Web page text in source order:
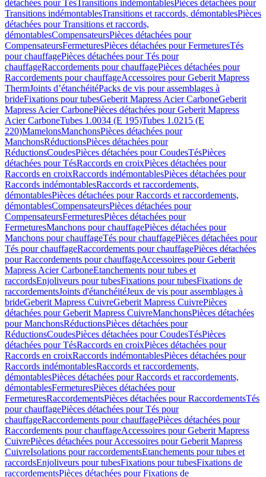
détachées pour TésTransitions indémontablesPièces détachées pour
Transitions indémontablesTransitions et raccords, démontablesPièces
détachées pour Transitions et raccords,
démontablesCompensateursPièces détachées pour
CompensateursFermeturesPièces détachées pour FermeturesTés
pour chauffagePièces détachées pour Tés pour
chauffageRaccordements pour chauffagePièces détachées pour
Raccordements pour chauffageAccessoires pour Geberit Mapress
ThermJoints d’étanchéitéPacks de vis pour assemblages à
brideFixations pour tubesGeberit Mapress Acier CarboneGeberit
Mapress Acier CarbonePièces détachées pour Geberit Mapress
Acier CarboneTubes 1.0034 (E 195)Tubes 1.0215 (E
220)MamelonsManchonsPièces détachées pour
ManchonsRéductionsPièces détachées pour
RéductionsCoudesPièces détachées pour CoudesTésPièces
détachées pour TésRaccords en croixPièces détachées pour
Raccords en croixRaccords indémontablesPièces détachées pour
Raccords indémontablesRaccords et raccordements,
démontablesPièces détachées pour Raccords et raccordements,
démontablesCompensateursPièces détachées pour
CompensateursFermeturesPièces détachées pour
FermeturesManchons pour chauffagePièces détachées pour
Manchons pour chauffageTés pour chauffagePièces détachées pour
Tés pour chauffageRaccordements pour chauffagePièces détachées
pour Raccordements pour chauffageAccessoires pour Geberit
Mapress Acier CarboneEtanchements pour tubes et
raccordsEnjoliveurs pour tubesFixations pour tubesFixations de
raccordementsJoints d'étanchéitéJeux de vis pour assemblages à
brideGeberit Mapress CuivreGeberit Mapress CuivrePièces
détachées pour Geberit Mapress CuivreManchonsPièces détachées
pour ManchonsRéductionsPièces détachées pour
RéductionsCoudesPièces détachées pour CoudesTésPièces
détachées pour TésRaccords en croixPièces détachées pour
Raccords en croixRaccords indémontablesPièces détachées pour
Raccords indémontablesRaccords et raccordements,
démontablesPièces détachées pour Raccords et raccordements,
démontablesFermeturesPièces détachées pour
FermeturesRaccordementsPièces détachées pour RaccordementsTés
pour chauffagePièces détachées pour Tés pour
chauffageRaccordements pour chauffagePièces détachées pour
Raccordements pour chauffageAccessoires pour Geberit Mapress
CuivrePièces détachées pour Accessoires pour Geberit Mapress
CuivreIsolations pour raccordementsEtanchements pour tubes et
raccordsEnjoliveurs pour tubesFixations pour tubesFixations de
raccordementsPièces détachées pour Fixations de